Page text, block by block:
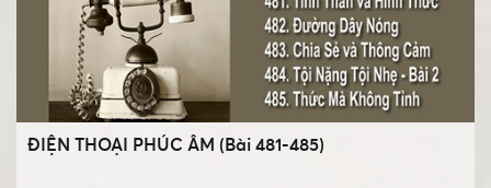
ĐIỆN THOẠI PHÚC ÂM (Bài 481-485)